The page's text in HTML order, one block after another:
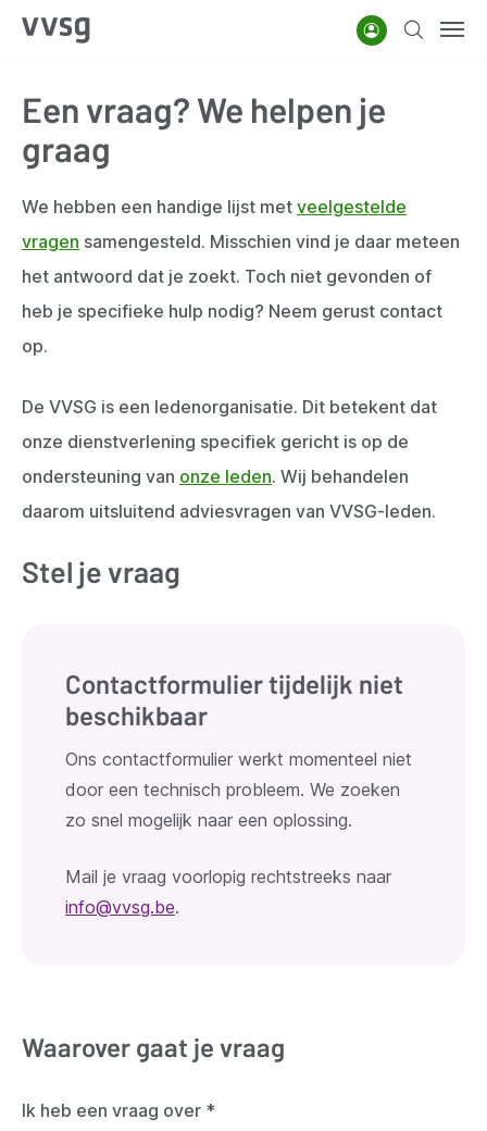
Overslaan
gaan
AccountZoeken
Een vraag? We helpen je
graag
We hebben een handige lijst met veelgestelde
vragen samengesteld. Misschien vind je daar meteen
het antwoord dat je zoekt. Toch niet gevonden of
heb je specifieke hulp nodig? Neem gerust contact
op.
De VVSG is een ledenorganisatie. Dit betekent dat
onze dienstverlening specifiek gericht is op de
ondersteuning van onze leden. Wij behandelen
daarom uitsluitend adviesvragen van VVSG-leden.
Stel je vraag
Contactformulier tijdelijk niet
beschikbaar
Ons contactformulier werkt momenteel niet
door een technisch probleem. We zoeken
zo snel mogelijk naar een oplossing.
Mail je vraag voorlopig rechtstreeks naar
info@vvsg.be.
Waarover gaat je vraag
Ik heb een vraag over *